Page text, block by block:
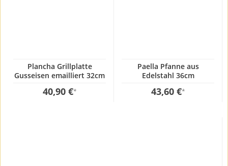
Plancha Grillplatte
Gusseisen emailliert 32cm
40,90 €*
Paella Pfanne aus
Edelstahl 36cm
43,60 €*